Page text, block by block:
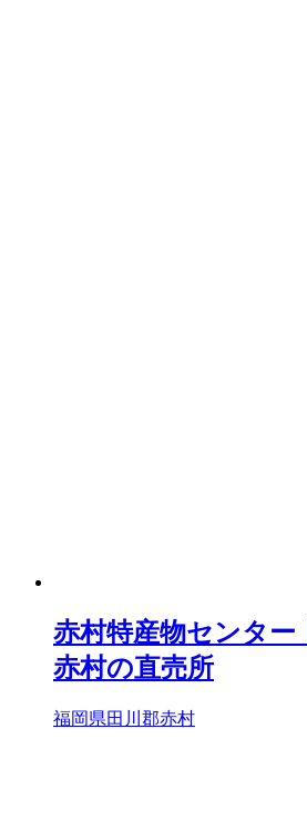
赤村特産物センター
赤村の直売所
福岡県田川郡赤村